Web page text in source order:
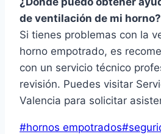
de ventilación de mi horno?
Si tienes problemas con la
horno empotrado, es
con un servicio técnico
revisión. Puedes visitar
Valencia para solicitar
Etiquetas
#hornos empotrados#